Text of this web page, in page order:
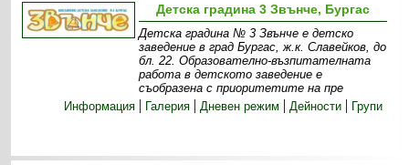
Детска градина 3 Звънче, Бургас
Детска градина № 3 Звънче е детско
заведение в град Бургас, ж.к. Славейков, до
бл. 22. Образователно-възпитателната
работа в детското заведение е
съобразена с приоритетите на пре
Информация
Галерия Дневен режим Дейности Групи